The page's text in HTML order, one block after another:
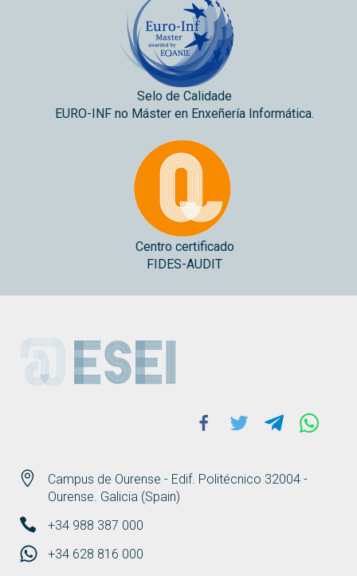
Selo de Calidade
EURO-INF no Máster en Enxeñería Informática.
Centro certificado
FIDES-AUDIT
ESEI
Campus de Ourense - Edif. Politécnico 32004 -
Ourense. Galicia (Spain)
+34 988 387 000
+34 628 816 000
Facebook
Twitter Telegram